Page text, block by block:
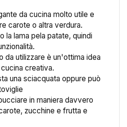
da cucina molto utile e
carote o altra verdura.
la lama pela patate, quindi
da utilizzare è un'ottima idea
creativa.
una sciacquata oppure può
in maniera davvero
zucchine e frutta e